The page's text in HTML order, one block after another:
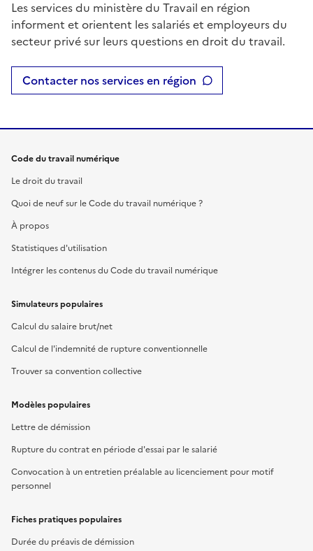
Les services du ministère du Travail en région
informent et orientent les salariés et employeurs du
secteur privé sur leurs questions en droit du travail.
Contacter nos services en région
Code du travail numérique
Le droit du travail
Quoi de neuf sur le Code du travail numérique ?
À propos
Statistiques d'utilisation
Intégrer les contenus du Code du travail numérique
Simulateurs populaires
Calcul du salaire brut/net
Calcul de l'indemnité de rupture conventionnelle
Trouver sa convention collective
Modèles populaires
Lettre de démission
Rupture du contrat en période d'essai par le salarié
Convocation à un entretien préalable au licenciement pour motif
personnel
Fiches pratiques populaires
Durée du préavis de démission